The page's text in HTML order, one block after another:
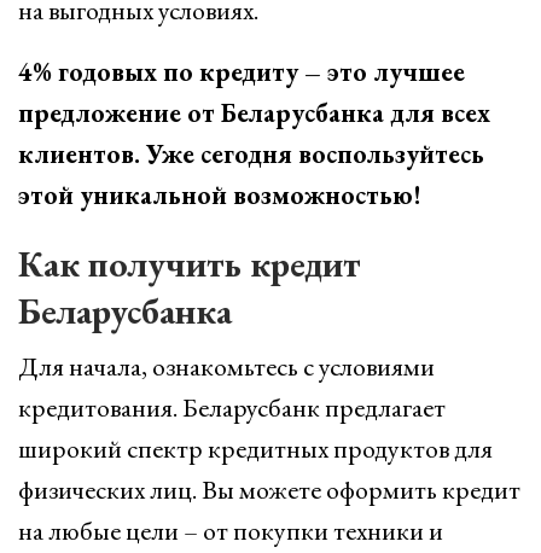
на выгодных условиях.
4% годовых по кредиту – это лучшее
предложение от Беларусбанка для всех
клиентов. Уже сегодня воспользуйтесь
этой уникальной возможностью!
Как получить кредит
Беларусбанка
Для начала, ознакомьтесь с условиями
кредитования. Беларусбанк предлагает
широкий спектр кредитных продуктов для
физических лиц. Вы можете оформить кредит
на любые цели – от покупки техники и